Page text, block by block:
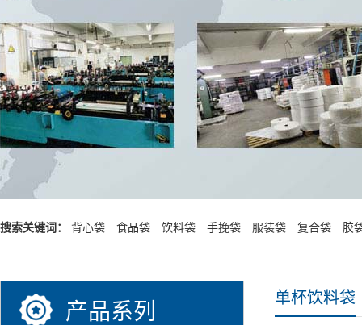
搜索关键词： 背心袋 食品袋 饮料袋 手挽袋 服装袋 复合袋 胶
产品系列
单杯饮料袋